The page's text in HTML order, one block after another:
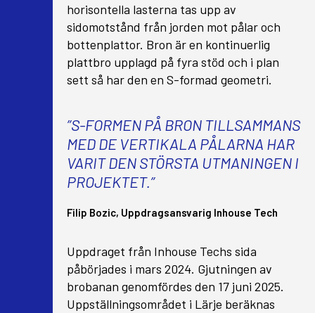
horisontella lasterna tas upp av
sidomotstånd från jorden mot pålar och
bottenplattor. Bron är en kontinuerlig
plattbro upplagd på fyra stöd och i plan
sett så har den en S-formad geometri.
”S-FORMEN PÅ BRON TILLSAMMANS
MED DE VERTIKALA PÅLARNA HAR
VARIT DEN STÖRSTA UTMANINGEN I
PROJEKTET.”
Filip Bozic, Uppdragsansvarig Inhouse Tech
Uppdraget från Inhouse Techs sida
påbörjades i mars 2024. Gjutningen av
brobanan genomfördes den 17 juni 2025.
Uppställningsområdet i Lärje beräknas